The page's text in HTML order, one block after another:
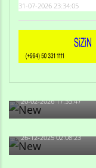
31-07-2026 23:34:05
Qulu Məhərrəmli:
20-02-2026 17:55:47
Məni bura NAZİR
26-12-2025 02:08:23
-Ay qız, sən
də, məni...